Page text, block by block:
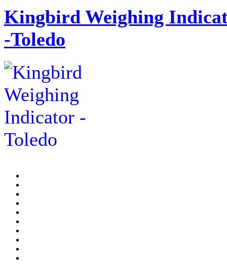
Kingbird Weighing
-Toledo